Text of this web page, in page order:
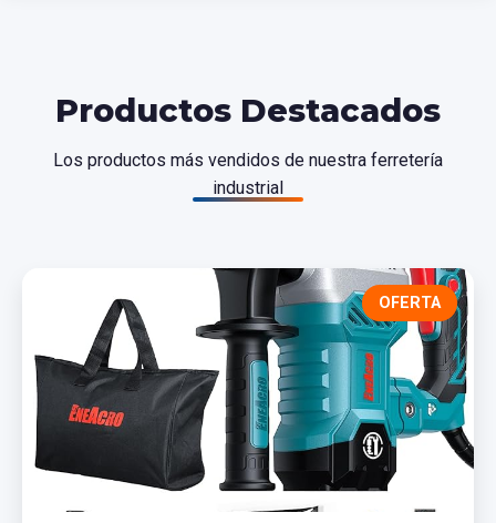
Productos Destacados
Los productos más vendidos de nuestra ferretería
industrial
OFERTA